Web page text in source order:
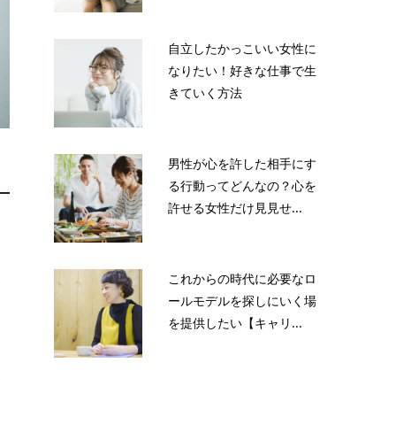
自立したかっこいい女性に
なりたい！好きな仕事で生
きていく方法
男性が心を許した相手にす
る行動ってどんなの？心を
許せる女性だけ見見せ...
これからの時代に必要なロ
ールモデルを探しにいく場
を提供したい【キャリ...